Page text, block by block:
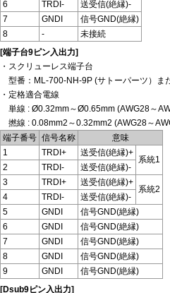
6
TRDI-
送受信(絶縁)-
7
GNDI
信号GND(絶縁)
8
-
未接続
[端子台9ピン入出力]
・スクリューレス端子台
型番：ML-700-NH-9P (サトーパーツ）ま
・定格適合電線
単線 : Ø0.32mm～Ø0.65mm (AWG28～
撚線 : 0.08mm2～0.32mm2 (AWG28～
端子番号 信号名称
意味
1
TRDI+ 送受信(絶縁)+
系統1
2 TRDI-
送受信(絶縁)-
3
TRDI+ 送受信(絶縁)+
系統2
4 TRDI-
送受信(絶縁)-
5
GNDI
信号GND(絶縁)
6
GNDI
信号GND(絶縁)
7
GNDI
信号GND(絶縁)
8
GNDI
信号GND(絶縁)
9
GNDI
信号GND(絶縁)
[Dsub9ピン入出力]